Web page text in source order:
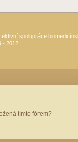
spolupráce
- 2012
tímto fórem?